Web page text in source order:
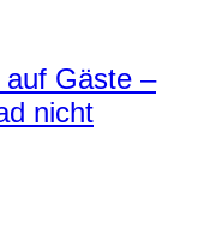
auf Gäste –
nicht